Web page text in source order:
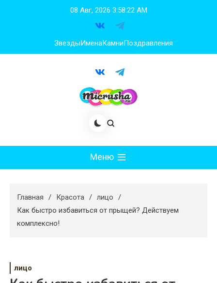
08 Авг, 2026 3:58:24 AM
ЗвездыИменаКамниПоздравления
Меню
Худеем
Психология
Главная Красота
лицо
Как быстро избавиться от прыщей? Действуем
комплексно!
лицо